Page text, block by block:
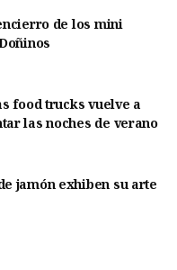
de los mini
food trucks vuelve a
las noches de verano
jamón exhiben su arte